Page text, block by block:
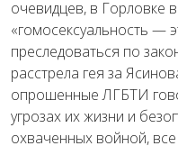
очевидцев, в Горловке
«гомосексуальность —
преследоваться по
расстрела гея за
опрошенные ЛГБТИ
угрозах их жизни и
охваченных войной,